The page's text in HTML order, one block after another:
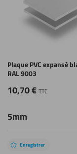
Plaque PVC expansé
RAL 9003
10,70€ TTC
5mm
Enregistrer